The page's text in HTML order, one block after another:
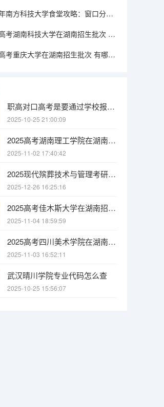
2026年南方科技大学食堂攻略：窗口分布、特色菜品与营养搭配
2025高考湖南科技大学在湖南招生批次 有哪些专业？
2025高考重庆大学在湖南招生批次 有哪些专业？
职高对口高考是要通过学校报名吗
2025-10-25 21:00:09
2025高考湖南理工学院在湖南招生批次 有哪些专业？
2025-11-02 17:40:42
2025现代殡葬技术与管理考研方向有哪些（2026参考）
2025-12-26 16:25:16
2025高考佳木斯大学在湖南招生批次 有哪些专业？
2025-11-04 18:59:59
2025高考四川美术学院在湖南招生批次 有哪些专业？
2025-11-03 16:52:11
武汉晴川学院专业代码怎么查
2025-10-25 15:56:07